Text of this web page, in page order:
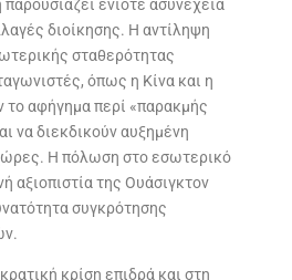
ενίοτε ασυνέχεια
διοίκησης. Η αντίληψη
σταθερότητας
όπως η Κίνα και η
το αφήγημα περί «παρακμής
να διεκδικούν αυξημένη
Η πόλωση στο εσωτερικό
αξιοπιστία της Ουάσιγκτον
συγκρότησης
κρίση επιδρά και στη